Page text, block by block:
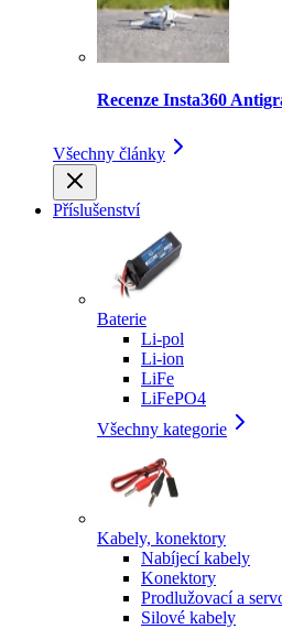
Recenze Insta360
Všechny články
Příslušenství
Baterie
Li-pol
Li-ion
LiFe
LiFePO4
Všechny kategorie
Kabely, konektory
Nabíjecí kabely
Konektory
Prodlužovací a
Silové kabely